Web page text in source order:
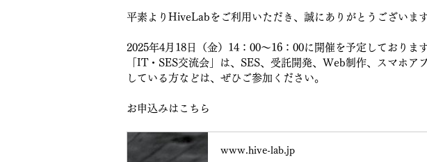
平素よりHiveLabをご利用いただき、誠にありがとうございます
2025年4月18日（金）14：00～16：00に開催を予定しております
IT・SES交流会 」は、 SES、受託開発、Web制作、スマホア
している方などは、ぜひご参加ください。
お申込みはこちら
www.hive-lab.jp